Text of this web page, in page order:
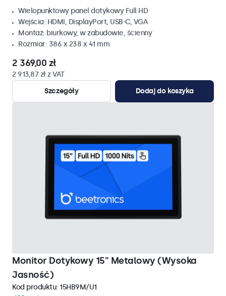
Wielopunktowy panel dotykowy Full HD
Wejścia: HDMI, DisplayPort, USB-C, VGA
Montaż: biurkowy, w zabudowie, ścienny
Rozmiar: 386 x 238 x 41 mm
2 369,00 zł
2 913,87 zł z VAT
Szczegóły
Dodaj do koszyka
Monitor Dotykowy 15" Metalowy (Wysoka
Jasność)
Kod produktu: 15HB9M/U1